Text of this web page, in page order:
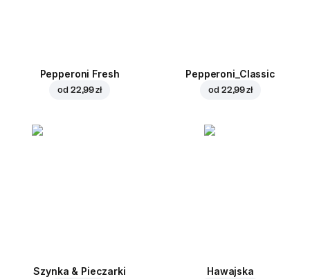
Pepperoni Fresh
od 22,99 zł
Pepperoni_Classic
od 22,99 zł
Szynka & Pieczarki Hawajska